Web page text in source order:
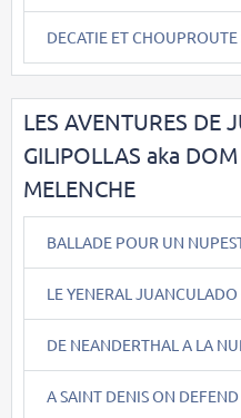
DECATIE ET CHOUPROUTE
LES AVENTURES DE
GILIPOLLAS aka
MELENCHE
BALLADE POUR UN
LE YENERAL JUANCULADO
DE NEANDERTHAL A LA
A SAINT DENIS ON DEFEND